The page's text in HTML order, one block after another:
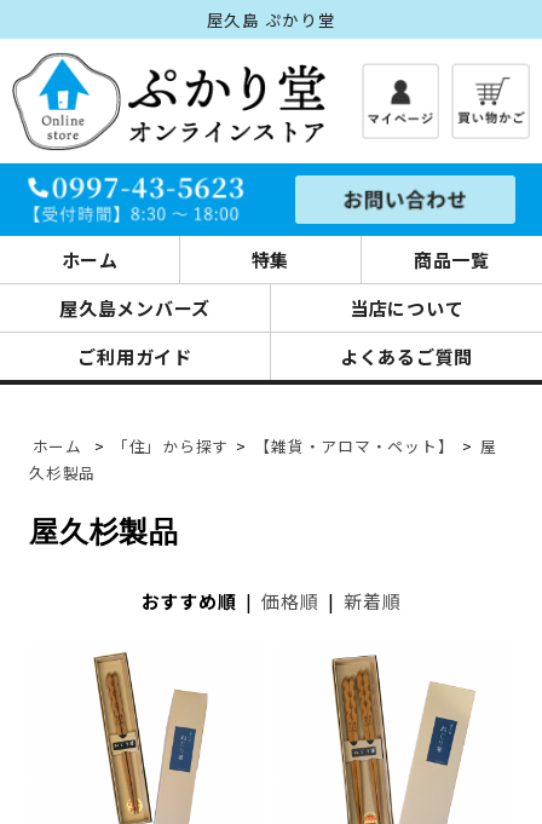
屋久島 ぷかり堂
ホーム 特集
商品一覧
屋久島メンバーズ
当店について
ご利用ガイド
よくあるご質問
ホーム > 「住」から探す > 【雑貨・アロマ・ペット】 > 屋
久杉製品
屋久杉製品
おすすめ順 |価格順 | 新着順